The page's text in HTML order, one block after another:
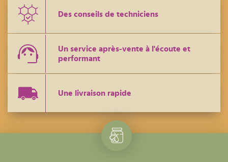
Des conseils de techniciens
Un service après-vente à l'écoute et
performant
Une livraison rapide